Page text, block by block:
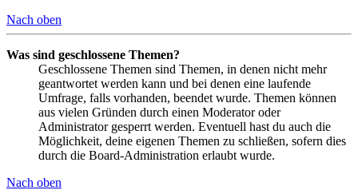
Nach oben
Was sind geschlossene Themen?
Geschlossene Themen sind Themen, in denen nicht mehr
geantwortet werden kann und bei denen eine laufende
Umfrage, falls vorhanden, beendet wurde. Themen können
aus vielen Gründen durch einen Moderator oder
Administrator gesperrt werden. Eventuell hast du auch die
Möglichkeit, deine eigenen Themen zu schließen, sofern dies
durch die Board-Administration erlaubt wurde.
Nach oben